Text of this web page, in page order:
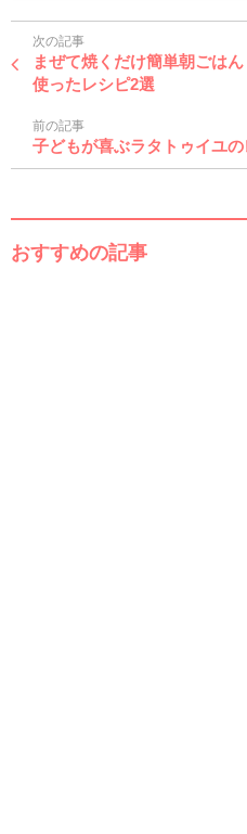
次の記事
まぜて焼くだけ簡単朝ごは
使ったレシピ2選
前の記事
子どもが喜ぶラタトゥイユの
おすすめの記事